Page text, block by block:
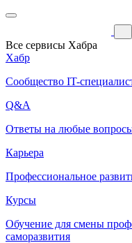
Все сервисы Хабра
Хабр
Сообщество IT-
Q&A
Ответы на любые
Карьера
Профессиональное
Курсы
Обучение для смены
саморазвития